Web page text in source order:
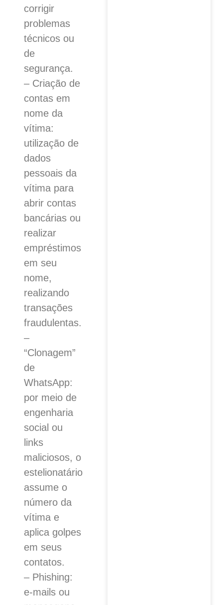
corrigir
problemas
técnicos ou
de
segurança.
– Criação de
contas em
nome da
vítima:
utilização de
dados
pessoais da
vítima para
abrir contas
bancárias ou
realizar
empréstimos
em seu
nome,
realizando
transações
fraudulentas.
–
“Clonagem”
de
WhatsApp:
por meio de
engenharia
social ou
links
maliciosos, o
estelionatário
assume o
número da
vítima e
aplica golpes
em seus
contatos.
– Phishing:
e-mails ou